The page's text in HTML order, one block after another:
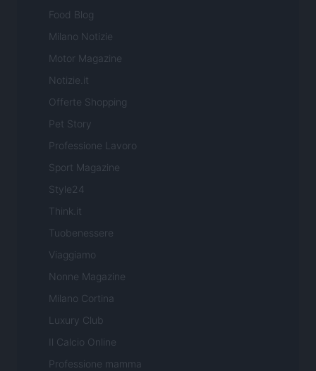
Food Blog
Milano Notizie
Motor Magazine
Notizie.it
Offerte Shopping
Pet Story
Professione Lavoro
Sport Magazine
Style24
Think.it
Tuobenessere
Viaggiamo
Nonne Magazine
Milano Cortina
Luxury Club
Il Calcio Online
Professione mamma